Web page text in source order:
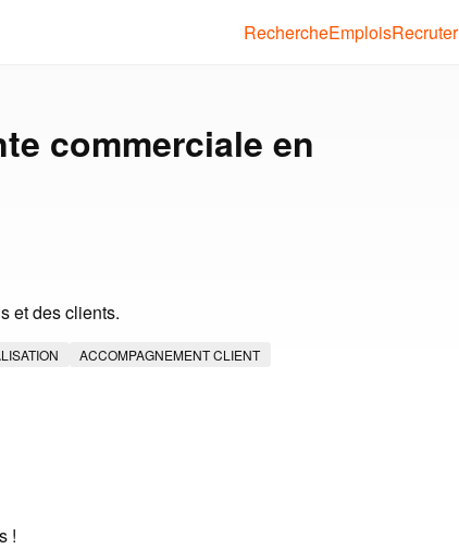
RechercheEmploisRecruter
commerciale en
et des clients.
ACCOMPAGNEMENT CLIENT
!